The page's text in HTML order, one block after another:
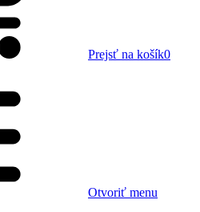
Prejsť na košík0
Otvoriť menu